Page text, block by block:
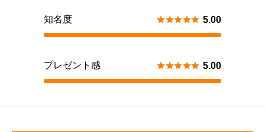
知名度  5.00
プレゼント感  5.00